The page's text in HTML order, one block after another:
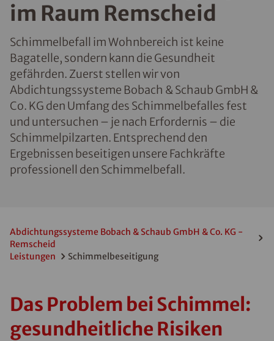
im Raum Remscheid
Schimmelbefall im Wohnbereich ist keine
Bagatelle, sondern kann die Gesundheit
gefährden. Zuerst stellen wir von
Abdichtungssysteme Bobach & Schaub GmbH &
Co. KG den Umfang des Schimmelbefalles fest
und untersuchen – je nach Erfordernis – die
Schimmelpilzarten. Entsprechend den
Ergebnissen beseitigen unsere Fachkräfte
professionell den Schimmelbefall.
Abdichtungssysteme Bobach & Schaub GmbH & Co. KG -
Remscheid
Leistungen
Schimmelbeseitigung
Das Problem bei Schimmel:
gesundheitliche Risiken